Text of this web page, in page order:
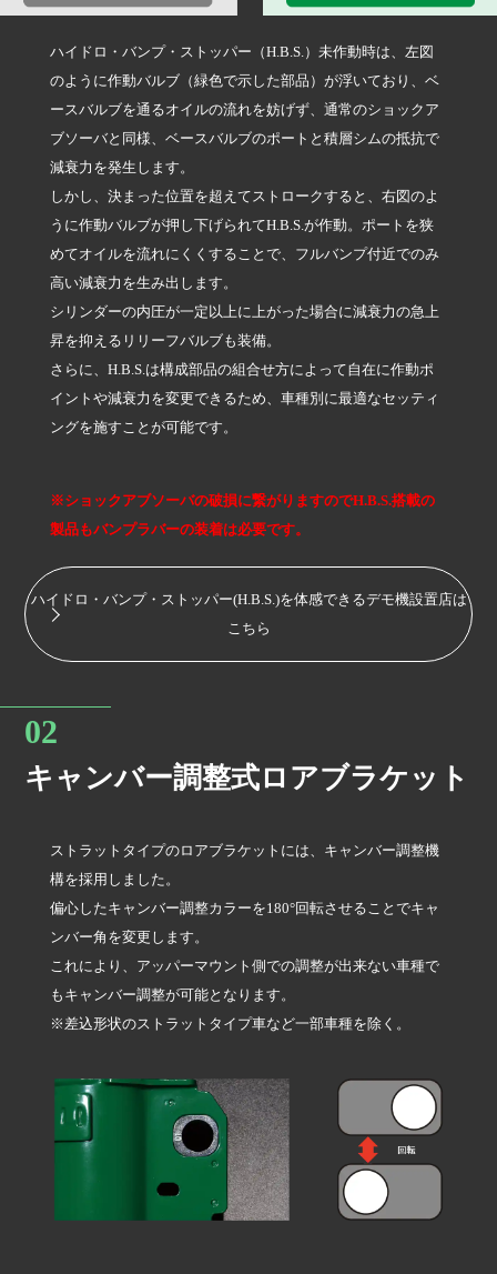
ハイドロ・バンプ・ストッパー（H.B.S.）未作動時は、左図
のように作動バルブ（緑色で示した部品）が浮いており、ベ
ースバルブを通るオイルの流れを妨げず、通常のショックア
ブソーバと同様、ベースバルブのポートと積層シムの抵抗で
減衰力を発生します。
しかし、決まった位置を超えてストロークすると、右図のよ
うに作動バルブが押し下げられてH.B.S.が作動。ポートを狭
めてオイルを流れにくくすることで、フルバンプ付近でのみ
高い減衰力を生み出します。
シリンダーの内圧が一定以上に上がった場合に減衰力の急上
昇を抑えるリリーフバルブも装備。
さらに、H.B.S.は構成部品の組合せ方によって自在に作動ポ
イントや減衰力を変更できるため、車種別に最適なセッティ
ングを施すことが可能です。
※ショックアブソーバの破損に繋がりますのでH.B.S.搭載の
製品もバンプラバーの装着は必要です。
ハイドロ・バンプ・ストッパー(H.B.S.)を体感できるデモ機設置店は
こちら
キャンバー調整式ロアブラケット
ストラットタイプのロアブラケットには、キャンバー調整機
構を採用しました。
偏心したキャンバー調整カラーを180°回転させることでキャ
ンバー角を変更します。
これにより、アッパーマウント側での調整が出来ない車種で
もキャンバー調整が可能となります。
※差込形状のストラットタイプ車など一部車種を除く。